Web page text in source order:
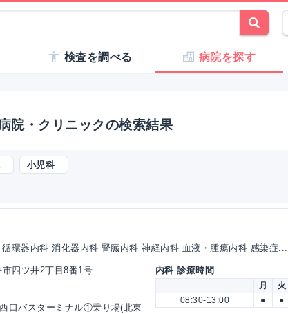
検査を調べる 病院を探す
院・クリニックの検索結果
小児科
環器内科 消化器内科 腎臓内科 神経内科 血液・腫瘍内科 感染症...
四ツ井2丁目8番1号
口バスターミナル①乗り場(北東
内科 診療時間
月 火
08:30-13:00
● ●